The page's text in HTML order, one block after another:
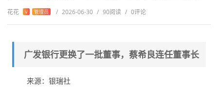
花花 V 管理员 / 2026-06-30 / 90阅读 / 0评论
广发银行更换了一批董事，蔡希良连任董事长
来源：银瑞社